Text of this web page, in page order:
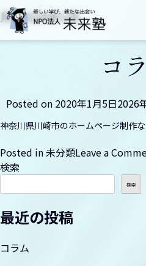
未来塾とは
港南区会場講座
神奈川区会場講座
伝統文化親子教室（募集は締切
月:2020年1月
コ
Posted on 2020年1月5日2026
神奈川県川崎市のホームページ制作
Posted in未分類Leave a
検索
検索
最近の投稿
コラム